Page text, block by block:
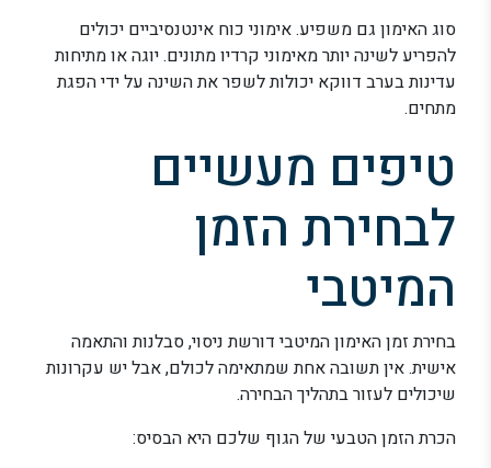
סוג האימון גם משפיע. אימוני כוח אינטנסיביים יכולים
להפריע לשינה יותר מאימוני קרדיו מתונים. יוגה או מתיחות
עדינות בערב דווקא יכולות לשפר את השינה על ידי הפגת
מתחים.
טיפים מעשיים
לבחירת הזמן
המיטבי
בחירת זמן האימון המיטבי דורשת ניסוי, סבלנות והתאמה
אישית. אין תשובה אחת שמתאימה לכולם, אבל יש עקרונות
שיכולים לעזור בתהליך הבחירה.
הכרת הזמן הטבעי של הגוף שלכם היא הבסיס: